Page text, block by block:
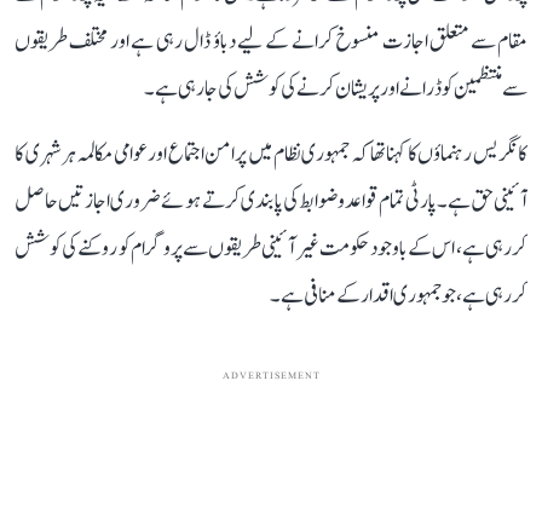
مقام سے متعلق اجازت منسوخ کرانے کے لیے دباؤ ڈال رہی ہے اور مختلف طریقوں
سے منتظمین کو ڈرانے اور پریشان کرنے کی کوشش کی جا رہی ہے۔
کانگریس رہنماؤں کا کہنا تھا کہ جمہوری نظام میں پرامن اجتماع اور عوامی مکالمہ ہر شہری کا
آئینی حق ہے۔ پارٹی تمام قواعد و ضوابط کی پابندی کرتے ہوئے ضروری اجازتیں حاصل
کر رہی ہے، اس کے باوجود حکومت غیر آئینی طریقوں سے پروگرام کو روکنے کی کوشش
کر رہی ہے، جو جمہوری اقدار کے منافی ہے۔
ADVERTISEMENT